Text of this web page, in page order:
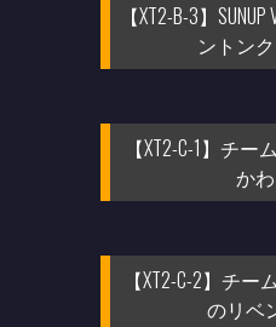
【XT2-B-3】
ントン
【XT2-C-1】チー
かわ
【XT2-C-2】チー
のリベ